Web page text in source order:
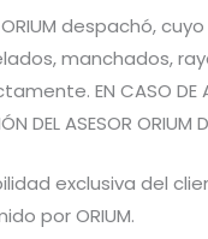
ORIUM
manchados,
CASO DE
DEL ASESOR ORIUM
exclusiva del
por ORIUM.